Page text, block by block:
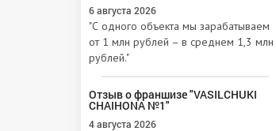
6 августа 2026
"С одного объекта мы зарабатываем
от 1 млн рублей – в среднем 1,3 млн
рублей."
Отзыв о франшизе "VASILCHUKI
CHAIHONA №1"
4 августа 2026